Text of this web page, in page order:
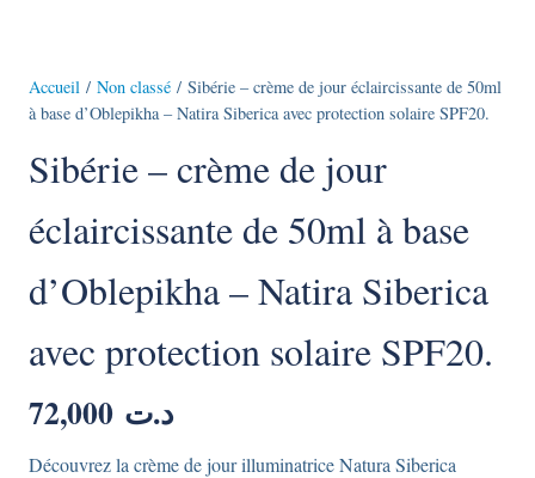
Accueil / Non classé / Sibérie – crème de jour éclaircissante de 50ml
à base d’Oblepikha – Natira Siberica avec protection solaire SPF20.
Sibérie – crème de jour
éclaircissante de 50ml à base
d’Oblepikha – Natira Siberica
avec protection solaire SPF20.
د.ت
Découvrez la crème de jour illuminatrice Natura Siberica